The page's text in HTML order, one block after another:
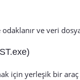
ve veri
için yerleşik bir araç